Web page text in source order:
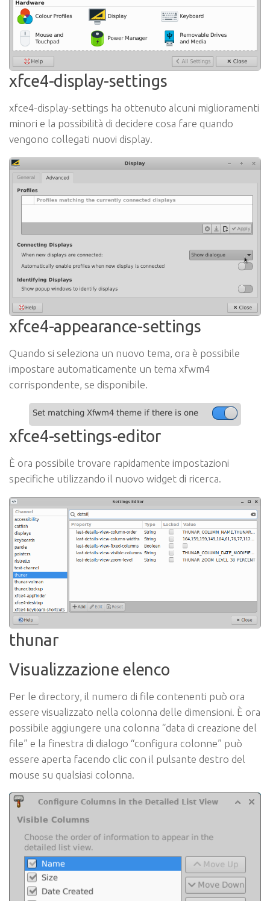
xfce4-display-settings
xfce4-display-settings ha ottenuto alcuni miglioramenti
minori e la possibilità di decidere cosa fare quando
vengono collegati nuovi display.
xfce4-appearance-settings
Quando si seleziona un nuovo tema, ora è possibile
impostare automaticamente un tema xfwm4
corrispondente, se disponibile.
xfce4-settings-editor
È ora possibile trovare rapidamente impostazioni
specifiche utilizzando il nuovo widget di ricerca.
thunar
Visualizzazione elenco
Per le directory, il numero di file contenenti può ora
essere visualizzato nella colonna delle dimensioni. È ora
possibile aggiungere una colonna “data di creazione del
file” e la finestra di dialogo “configura colonne” può
essere aperta facendo clic con il pulsante destro del
mouse su qualsiasi colonna.